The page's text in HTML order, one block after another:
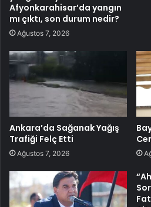
Afyonkarahisar’da yangın
mı çıktı, son durum nedir?
Ağustos 7, 2026
Ankara’da Sağanak Yağış
Trafiği Felç Etti
Ağustos 7, 2026